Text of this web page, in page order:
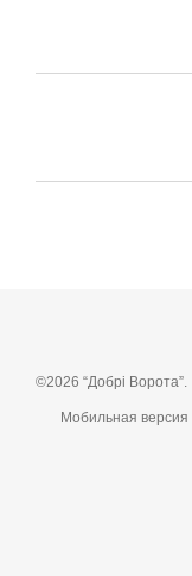
©2026 “Добрі Ворота”.
Мобильная версия